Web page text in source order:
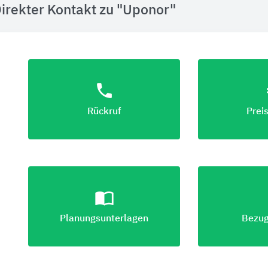
Kontakt zu "Uponor"
phone
Rückruf
import_contacts
Planungsunterlagen